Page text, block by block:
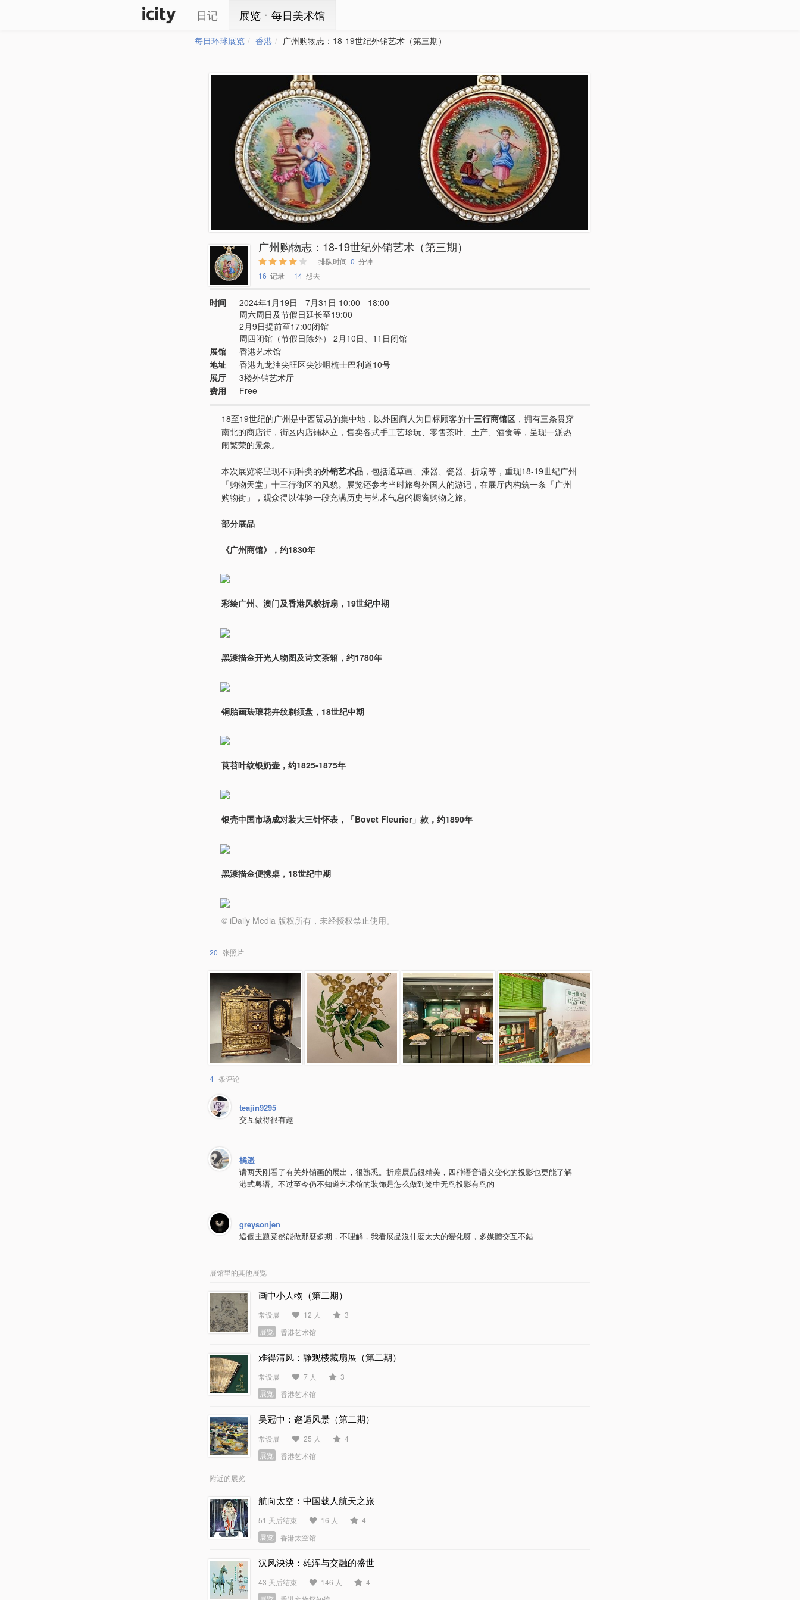
日记 展览ㆍ每日美术馆
每日环球展览 香港 广州购物志：18-19世纪外销艺术（第三期）
广州购物志：18-19世纪外销艺术（第三期）
排队时间 0 分钟
16 记录 14 想去
时间
2024年1月19日 - 7月31日 10:00 - 18:00
周六周日及节假日延长至19:00
2月9日提前至17:00闭馆
周四闭馆（节假日除外） 2月10日、11日闭馆
展馆
香港艺术馆
地址
香港九龙油尖旺区尖沙咀梳士巴利道10号
展厅
3楼外销艺术厅
费用
Free
18至19世纪的广州是中西贸易的集中地，以外国商人为目标顾客的十三行商馆区 ，拥有三条贯穿
南北的商店街，街区内店铺林立，售卖各式手工艺珍玩、零售茶叶、土产、酒食等，呈现一派热
闹繁荣的景象。
本次展览将呈现不同种类的外销艺术品 ，包括通草画、漆器、瓷器、折扇等，重现18-19世纪广州
「购物天堂」十三行街区的风貌。展览还参考当时旅粤外国人的游记，在展厅内构筑一条「广州
购物街」，观众得以体验一段充满历史与艺术气息的橱窗购物之旅。
部分展品
《广州商馆》，约1830年
彩绘广州、澳门及香港风貌折扇，19世纪中期
黑漆描金开光人物图及诗文茶箱，约1780年
铜胎画珐琅花卉纹剃须盘，18世纪中期
茛苕叶纹银奶壶，约1825-1875年
银壳中国市场成对装大三针怀表，「Bovet Fleurier」款，约1890年
黑漆描金便携桌，18世纪中期
© iDaily Media 版权所有，未经授权禁止使用。
20 张照片
4 条评论
teajin9295
交互做得很有趣
橘遥
请两天刚看了有关外销画的展出，很熟悉。折扇展品很精美，四种语音语义变化的投影也更能了解
港式粤语。不过至今仍不知道艺术馆的装饰是怎么做到笼中无鸟投影有鸟的
greysonjen
這個主題竟然能做那麼多期，不理解，我看展品沒什麼太大的變化呀，多媒體交互不錯
展馆里的其他展览
画中小人物（第二期）
常设展 12 人
3
展览
香港艺术馆
难得清风：静观楼藏扇展（第二期）
常设展 7 人
3
展览
香港艺术馆
吴冠中：邂逅风景（第二期）
常设展 25 人
4
展览
香港艺术馆
附近的展览
航向太空：中国载人航天之旅
51 天后结束 16 人
4
展览
香港太空馆
汉风泱泱：雄浑与交融的盛世
43 天后结束 146 人
4